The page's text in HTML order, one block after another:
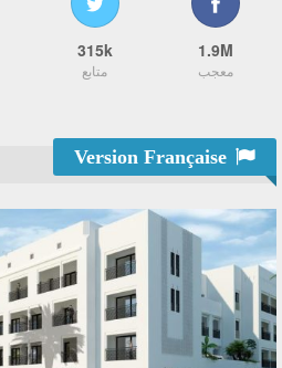
1.9M
معجب
315k
متابع